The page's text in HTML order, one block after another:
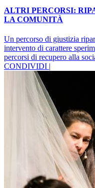
ALTRI PERCORSI:
LA COMUNITÀ
Un percorso di giustizia
intervento di carattere
percorsi di recupero alla
CONDIVIDI |